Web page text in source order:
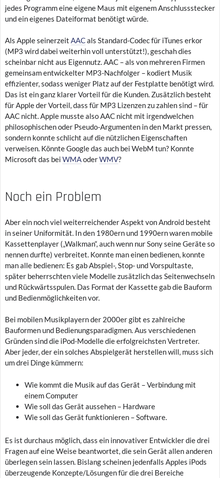
jedes Programm eine eigene Maus mit eigenem Anschlussstecker
und ein eigenes Dateiformat benötigt würde.
Als Apple seinerzeit AACals Standard-Codec für iTunes erkor
(MP3 wird dabei weiterhin voll unterstützt!), geschah dies
scheinbar nicht aus Eigennutz. AAC – als von mehreren Firmen
gemeinsam entwickelter MP3-Nachfolger – kodiert Musik
effizienter, sodass weniger Platz auf der Festplatte benötigt wird.
Das ist ein ganz klarer Vorteil für die Kunden. Zusätzlich besteht
für Apple der Vorteil, dass für MP3 Lizenzen zu zahlen sind – für
AAC nicht. Apple musste also AAC nicht mit irgendwelchen
philosophischen oder Pseudo-Argumenten in den Markt pressen,
sondern konnte schlicht auf die nützlichen Eigenschaften
verweisen. Könnte Google das auch bei WebM tun? Konnte
Microsoft das bei WMAoderWMV?
Noch ein Problem
Aber ein noch viel weiterreichender Aspekt von Android besteht
in seiner Uniformität. In den 1980ern und 1990ern waren mobile
Kassettenplayer („Walkman“, auch wenn nur Sony seine Geräte so
nennen durfte) verbreitet. Konnte man einen bedienen, konnte
man alle bedienen: Es gab Abspiel-, Stop- und Vorspultaste,
später beherrschten viele Modelle zusätzlich das Seitenwechseln
und Rückwärtsspulen. Das Format der Kassette gab die Bauform
und Bedienmöglichkeiten vor.
Bei mobilen Musikplayern der 2000er gibt es zahlreiche
Bauformen und Bedienungsparadigmen. Aus verschiedenen
Gründen sind die iPod-Modelle die erfolgreichsten Vertreter.
Aber jeder, der ein solches Abspielgerät herstellen will, muss sich
um drei Dinge kümmern:
Wie kommt die Musik auf das Gerät – Verbindung mit
einem Computer
Wie soll das Gerät aussehen – Hardware
Wie soll das Gerät funktionieren – Software.
Es ist durchaus möglich, dass ein innovativer Entwickler die drei
Fragen auf eine Weise beantwortet, die sein Gerät allen anderen
überlegen sein lassen. Bislang scheinen jedenfalls Apples iPods
überzeugende Konzepte/Lösungen für die drei Bereiche